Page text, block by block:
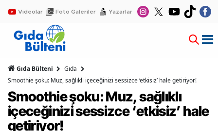
Videolar Foto Galeriler Yazarlar
Gıda Bülteni
Gıda
Smoothie şoku: Muz, sağlıklı içeceğinizi sessizce ‘etkisiz’ hale getiriyor!
Smoothie şoku: Muz, sağlıklı
içeceğinizi sessizce ‘etkisiz’ hale
getiriyor!